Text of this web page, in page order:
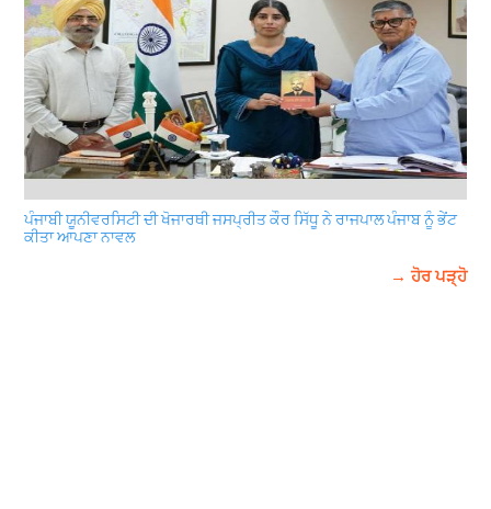
ਪੰਜਾਬੀ ਯੂਨੀਵਰਸਿਟੀ ਦੀ ਖੋਜਾਰਥੀ ਜਸਪ੍ਰੀਤ ਕੌਰ ਸਿੱਧੂ ਨੇ ਰਾਜਪਾਲ ਪੰਜਾਬ ਨੂੰ ਭੇਂਟ
ਕੀਤਾ ਆਪਣਾ ਨਾਵਲ
→ ਹੋਰ ਪੜ੍ਹੋ